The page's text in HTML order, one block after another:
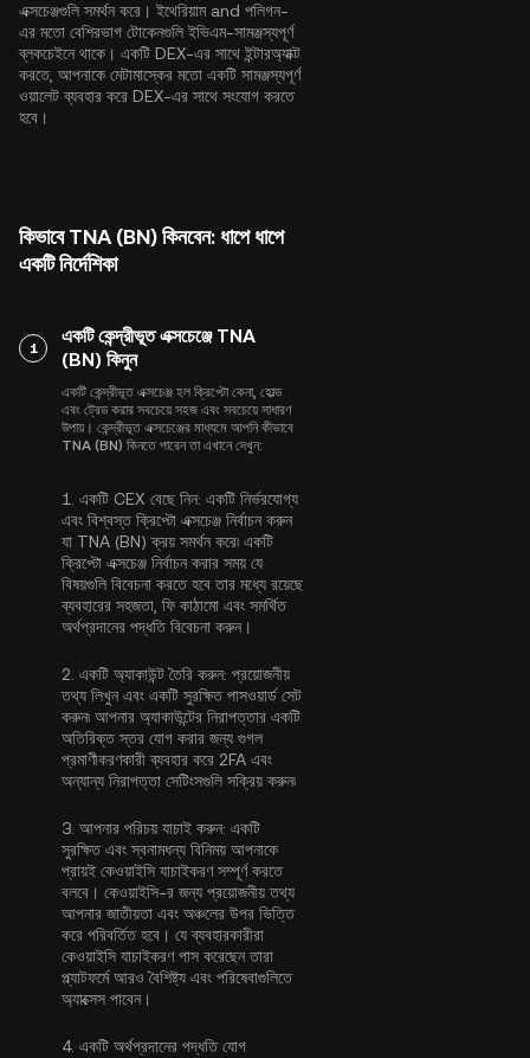
এক্সচেঞ্জগুলি সমর্থন করে। ইথেরিয়ামand পলিগন-
এর মতো বেশিরভাগ টোকেনগুলি ইভিএম-সামঞ্জস্যপূর্ণ
ব্লকচেইনে থাকে। একটি DEX-এর সাথে ইন্টারঅ্যাক্ট
করতে, আপনাকে মেটামাস্কের মতো একটি সামঞ্জস্যপূর্ণ
ওয়ালেট ব্যবহার করে DEX-এর সাথে সংযোগ করতে
হবে।
কিভাবে TNA (BN) কিনবেন: ধাপে ধাপে
একটি নির্দেশিকা
1
একটি কেন্দ্রীভূত এক্সচেঞ্জে TNA
(BN) কিনুন
একটি কেন্দ্রীভূত এক্সচেঞ্জ হল ক্রিপ্টো কেনা, হোল্ড
এবং ট্রেড করার সবচেয়ে সহজ এবং সবচেয়ে সাধারণ
উপায়। কেন্দ্রীভূত এক্সচেঞ্জের মাধ্যমে আপনি কীভাবে
TNA (BN) কিনতে পারেন তা এখানে দেখুন:
1. একটি CEX বেছে নিন: একটি নির্ভরযোগ্য
এবং বিশ্বস্ত ক্রিপ্টো এক্সচেঞ্জ নির্বাচন করুন
যা TNA (BN) ক্রয় সমর্থন করে৷ একটি
ক্রিপ্টো এক্সচেঞ্জ নির্বাচন করার সময় যে
বিষয়গুলি বিবেচনা করতে হবে তার মধ্যে রয়েছে
ব্যবহারের সহজতা, ফি কাঠামো এবং সমর্থিত
অর্থপ্রদানের পদ্ধতি বিবেচনা করুন।
2. একটি অ্যাকাউন্ট তৈরি করুন: প্রয়োজনীয়
তথ্য লিখুন এবং একটি সুরক্ষিত পাসওয়ার্ড সেট
করুন৷ আপনার অ্যাকাউন্টের নিরাপত্তার একটি
অতিরিক্ত স্তর যোগ করার জন্য গুগল
প্রমাণীকরণকারী ব্যবহার করে 2FA এবং
অন্যান্য নিরাপত্তা সেটিংসগুলি সক্রিয় করুন৷
3. আপনার পরিচয় যাচাই করুন: একটি
সুরক্ষিত এবং স্বনামধন্য বিনিময় আপনাকে
প্রায়ই কেওয়াইসি যাচাইকরণসম্পূর্ণ করতে
বলবে। কেওয়াইসি-র জন্য প্রয়োজনীয় তথ্য
আপনার জাতীয়তা এবং অঞ্চলের উপর ভিত্তি
করে পরিবর্তিত হবে। যে ব্যবহারকারীরা
কেওয়াইসি যাচাইকরণ পাস করেছেন তারা
প্ল্যাটফর্মে আরও বৈশিষ্ট্য এবং পরিষেবাগুলিতে
অ্যাক্সেস পাবেন।
4. একটি অর্থপ্রদানের পদ্ধতি যোগ